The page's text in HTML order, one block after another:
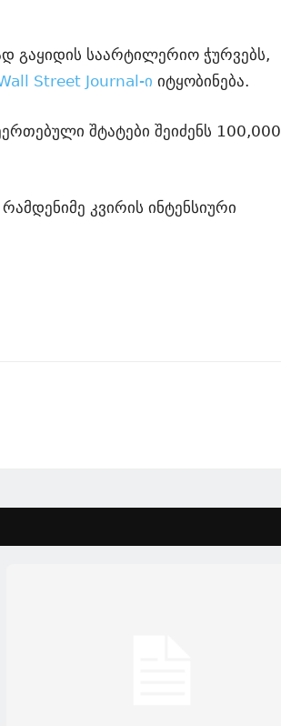
გაყიდის საარტილერიო ჭურვებს,
Street Journal-ი იტყობინება.
შტატები შეიძენს 100,000
კვირის ინტენსიური